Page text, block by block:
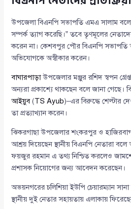
উপজেলা বিএনপি সভাপতি এমএ সালাম
সম্পর্ক ত্যাগ করেছি।” তবে তৃণমূলের
করেন না। কেশবপুর পৌর বিএনপি সভাপতি
অভিযোগকে অস্বীকার করেন।
বাঘারপাড়াউপজেলার মঞ্জুর রশিদ স্বপন
অন্যরা প্রকাশ্যে থাকছেন বলে জানা গেছে।
আইয়ুব(TS Ayub)–এর বিরুদ্ধে শেল্টার
তা প্রত্যাখ্যান করেন।
ঝিকরগাছা উপজেলার শংকরপুর ও
আশ্রয় দিয়েছেন স্থানীয় বিএনপি নেতারা
ফয়জুর রহমান এ তথ্য নিশ্চিত করলেও
প্রশাসক নিয়োগের জন্য আবেদন করেছেন।
অভয়নগরের চলিশিয়া ইউপি চেয়ারম্যান
স্থানীয় দুই নেতার সহায়তায় এলাকায়